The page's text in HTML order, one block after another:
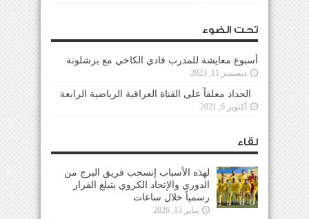
تحت الضوء
أسبوع معايشة للمدرب فادي الكاخي مع برشلونة
ديسمبر 11, 2023
الحداد معلقاً على القناة العراقية الرياضية الرابعة
أكتوبر 6, 2021
لقاء
لهذه الأسباب إنسحب فريق البرج من
الدوري والإتحاد الكروي يتبلغ القرار
رسمياً خلال ساعات
يناير 13, 2026